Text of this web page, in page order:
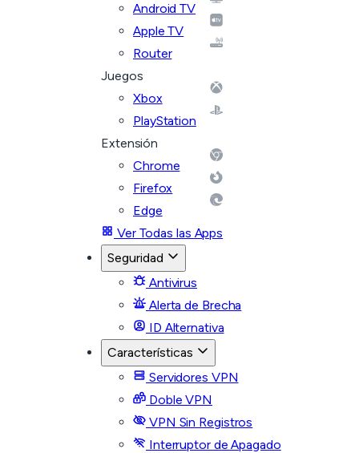
Android TV
Apple TV
Router
Juegos
Xbox
PlayStation
Extensión
Chrome
Firefox
Edge
Ver Todas las Apps
Seguridad
Antivirus
Alerta de Brecha
ID Alternativa
Características
Servidores VPN
Doble VPN
VPN Sin Registros
Interruptor de Apagado